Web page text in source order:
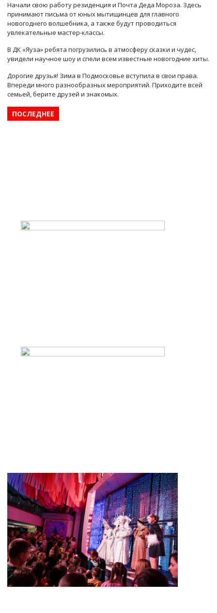
Начали свою работу резиденция и Почта Деда Мороза. Здесь
принимают письма от юных мытищинцев для главного
новогоднего волшебника, а также будут проводиться
увлекательные мастер-классы.
В ДК «Яуза» ребята погрузились в атмосферу сказки и чудес,
увидели научное шоу и спели всем известные новогодние хиты.
Дорогие друзья! Зима в Подмосковье вступила в свои права.
Впереди много разнообразных мероприятий. Приходите всей
семьей, берите друзей и знакомых.